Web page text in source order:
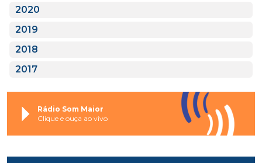
2020
2019
2018
2017
Rádio Som Maior
Clique e ouça ao vivo